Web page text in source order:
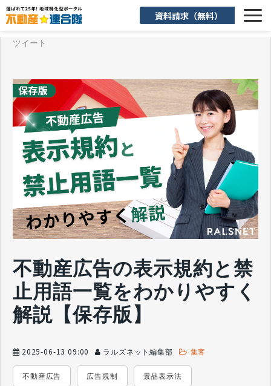
資料請求（無料）
選ばれる理由
機能一覧
入会後のサポート
お客様活用事例
よくあるご質問
お知らせ
ツイート
不動産広告の表示規約と禁
止用語一覧をわかりやすく
解説【保存版】
2025-06-13 09:00 ラルズネット編集部 集客
不動産広告 広告規制 景品表示法